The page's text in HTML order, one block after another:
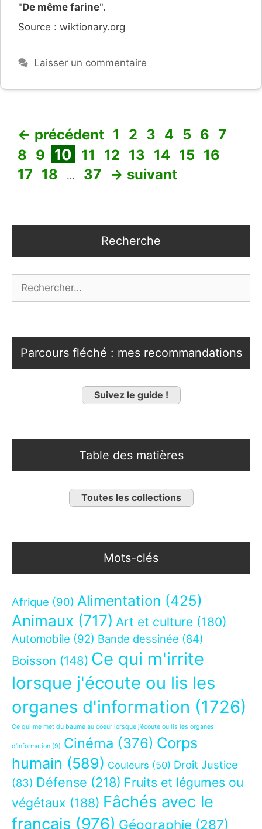
"De même farine".
Source : wiktionary.org
Laisser un commentaire
← précédent Page
1 Page
2 Page
3 Page
4 Page
5 Page
6 Page
7
8 Page
9 Page
10 Page
11 Page
12 Page
13 Page
14 Page
15 Page
16
17 Page
18 … Page
37 → suivant
Recherche
Parcours fléché : mes recommandations
Suivez le guide !
Table des matières
Toutes les collections
Mots-clés
Afrique (90) Alimentation (425)
Animaux (717) Art et culture (180)
Automobile (92) Bande dessinée (84)
Boisson (148) Ce qui m'irrite
lorsque j'écoute ou lis les
organes d'information (1726)
Ce qui me met du baume au coeur lorsque j’écoute ou lis les organes
d’information (9) Cinéma (376) Corps
humain (589) Couleurs (50) Droit Justice
(83) Défense (218) Fruits et légumes ou
végétaux (188) Fâchés avec le
français (976) Géographie (287)